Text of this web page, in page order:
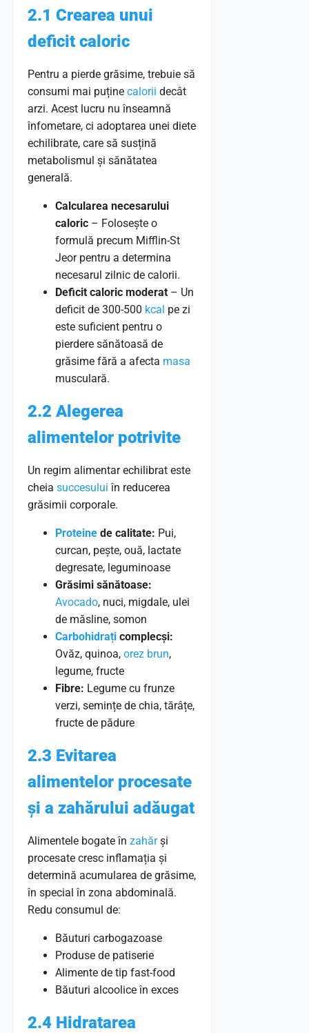
2.1 Crearea unui
deficit caloric
Pentru a pierde grăsime, trebuie să
consumi mai puține calorii decât
arzi. Acest lucru nu înseamnă
înfometare, ci adoptarea unei diete
echilibrate, care să susțină
metabolismul și sănătatea
generală.
Calcularea necesarului
caloric – Folosește o
formulă precum Mifflin-St
Jeor pentru a determina
necesarul zilnic de calorii.
Deficit caloric moderat – Un
deficit de 300-500 kcal pe zi
este suficient pentru o
pierdere sănătoasă de
grăsime fără a afecta masa
musculară.
2.2 Alegerea
alimentelor potrivite
Un regim alimentar echilibrat este
cheia succesului în reducerea
grăsimii corporale.
Proteine de calitate: Pui,
curcan, pește, ouă, lactate
degresate, leguminoase
Grăsimi sănătoase:
Avocado, nuci, migdale, ulei
de măsline, somon
Carbohidrați complecși:
Ovăz, quinoa, orez brun,
legume, fructe
Fibre: Legume cu frunze
verzi, semințe de chia, tărâțe,
fructe de pădure
2.3 Evitarea
alimentelor procesate
și a zahărului adăugat
Alimentele bogate în zahărși
procesate cresc inflamația și
determină acumularea de grăsime,
în special în zona abdominală.
Redu consumul de:
Băuturi carbogazoase
Produse de patiserie
Alimente de tip fast-food
Băuturi alcoolice în exces
2.4 Hidratarea